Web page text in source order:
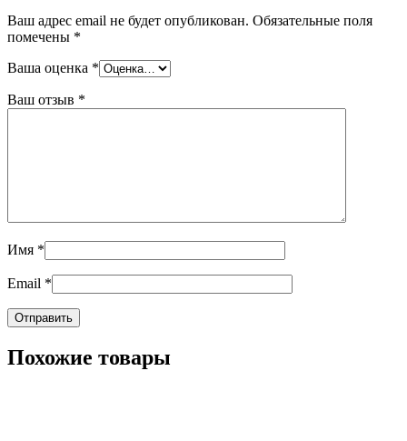
Ваш адрес email не будет опубликован. Обязательные поля
помечены *
Ваша оценка *
Ваш отзыв *
Имя *
Email *
Похожие товары